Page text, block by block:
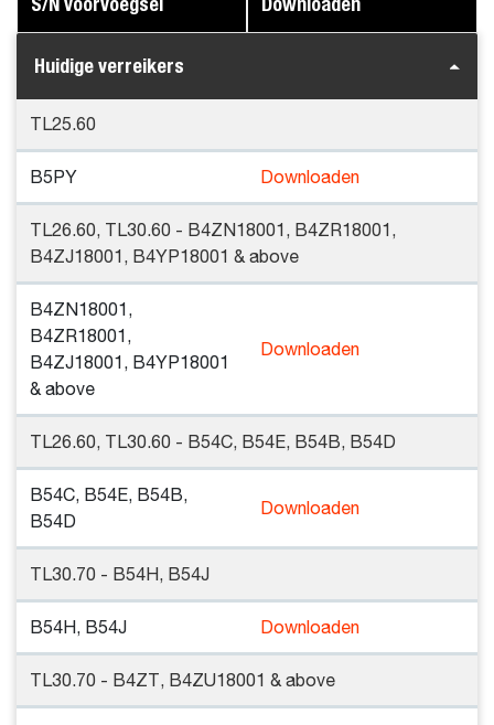
Huidige verreikers
TL25.60
B5PY Downloaden
TL26.60, TL30.60 - B4ZN18001, B4ZR18001,
B4ZJ18001, B4YP18001 & above
B4ZN18001,
B4ZR18001,
B4ZJ18001, B4YP18001
& above
Downloaden
TL26.60, TL30.60 - B54C, B54E, B54B, B54D
B54C, B54E, B54B,
B54D
Downloaden
TL30.70 - B54H, B54J
B54H, B54J Downloaden
TL30.70 - B4ZT, B4ZU18001 & above